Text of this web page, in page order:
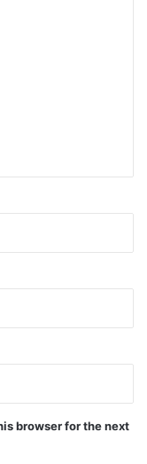
browser for the next